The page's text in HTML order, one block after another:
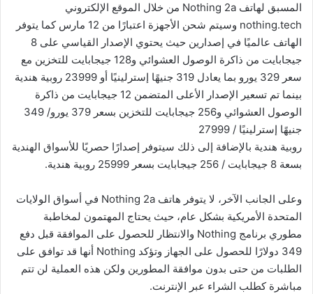
المسبق لهاتف Nothing 2a من خلال الموقع الإلكتروني
nothing.tech وسيتم شحن الأجهزة اعتبارًا من 12 مارس كما يتوفر
الهاتف عالميًا في إصدارين حيث يحتوي الإصدار القياسي على 8
جيجابايت من ذاكرة الوصول العشوائي و128 جيجابايت للتخزين مع
سعر 329 يورو بما يعادل 319 جنيهًا إسترلينيًا أو 23999 روبية هندية
بينما تم تسعير الإصدار الأعلى المتضمن 12 جيجابايت من ذاكرة
الوصول العشوائي و256 جيجابايت للتخزين بسعر 379 يورو/ 349
جنيهًا إسترلينيًا / 27999
روبية هندية بالإضافة إلى ذلك سيتوفر إصدارًا حصريًا للأسواق الهندية
بسعة 8 جيجابايت / 256 جيجابايت بسعر 25999 روبية هندية.
وعلى الجانب الآخر، لا يتوفر هاتف Nothing 2a في أسواق الولايات
المتحدة الأمريكية بشكل عام، حيث يحتاج المهتمون لمخاطبة
مطوري برنامج Nothing والانتظار للحصول على الموافقة قبل دفع
349 دولارًا للحصول على الجهاز وتؤكد Nothing أنها قد توافق على
الطلبات من حتى بدون موافقة المطورين ولكن هذه العملية لن تتم
مباشرة كطلب الشراء عبر الإنترنت.